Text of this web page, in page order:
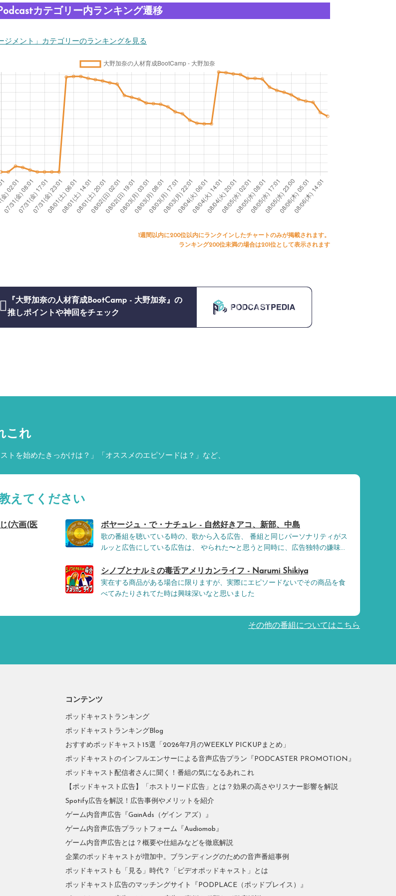
カテゴリー内ランキング遷移
ジメント」カテゴリーのランキングを見る
1週間以内に200位以内にランクインしたチャートのみが掲載されます。
ランキング200位未満の場合は201位として表示されます
『大野加奈の人材育成BootCamp - 大野加奈』の
推しポイントや神回をチェック
これ
トを始めたきっかけは？」「オススメのエピソードは？」など、
えてください
(六画(医
ボヤージュ・で・ナチュレ - 自然好きアコ、新部、中島
歌の番組を聴いている時の、歌から入る広告、 番組と同じパーソナリティがス
ルッと広告にしている広告は、 やられた〜と思うと同時に、広告独特の嫌味...
シノブとナルミの毒舌アメリカンライフ - Narumi Shikiya
実在する商品がある場合に限りますが、実際にエピソードないでその商品を食
べてみたりされてた時は興味深いなと思いました
その他の番組についてはこちら
コンテンツ
ポッドキャストランキング
ポッドキャストランキングBlog
おすすめポッドキャスト15選「2026年7月のWEEKLY PICKUPまとめ」
ポッドキャストのインフルエンサーによる音声広告プラン『PODCASTER PROMOTION』
ポッドキャスト配信者さんに聞く！番組の気になるあれこれ
【ポッドキャスト広告】「ホストリード広告」とは？効果の高さやリスナー影響を解説
Spotify広告を解説！広告事例やメリットを紹介
ゲーム内音声広告『GainAds（ゲイン アズ）』
ゲーム内音声広告プラットフォーム『Audiomob』
ゲーム内音声広告とは？概要や仕組みなどを徹底解説
企業のポッドキャストが増加中。ブランディングのための音声番組事例
ポッドキャストも「見る」時代？「ビデオポッドキャスト」とは
ポッドキャスト広告のマッチングサイト『PODPLACE（ポッドプレイス）』